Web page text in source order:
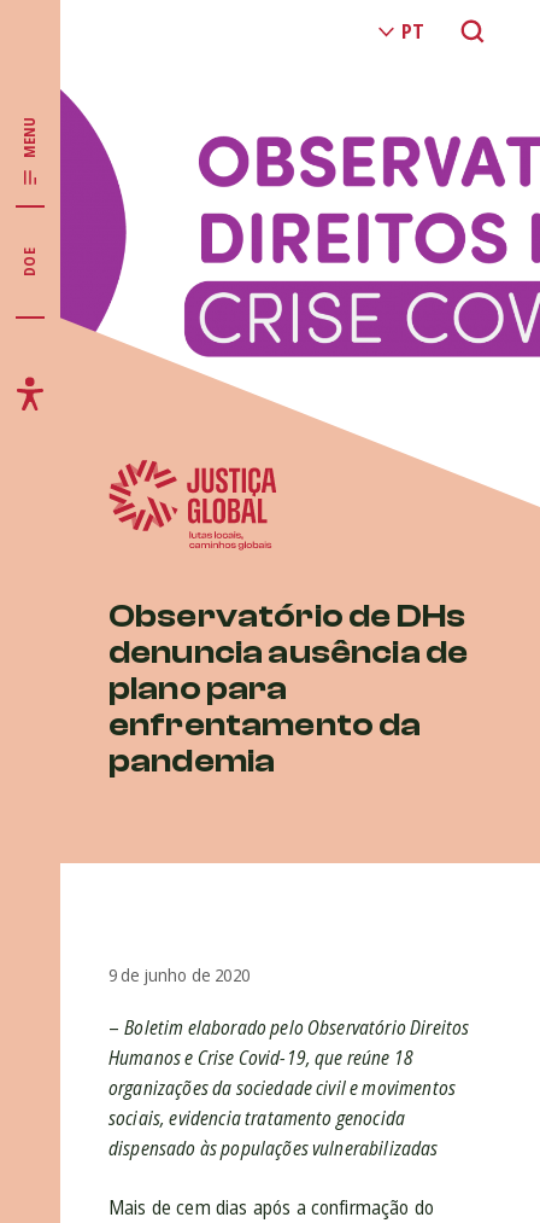
MENU
DOE
Observatório de DHs
denuncia ausência de
plano para
enfrentamento da
pandemia
9 de junho de 2020
–Boletim elaborado pelo Observatório Direitos
Humanos e Crise Covid-19, que reúne 18
organizações da sociedade civil e movimentos
sociais, evidencia tratamento genocida
dispensado às populações vulnerabilizadas
Mais de cem dias após a confirmação do